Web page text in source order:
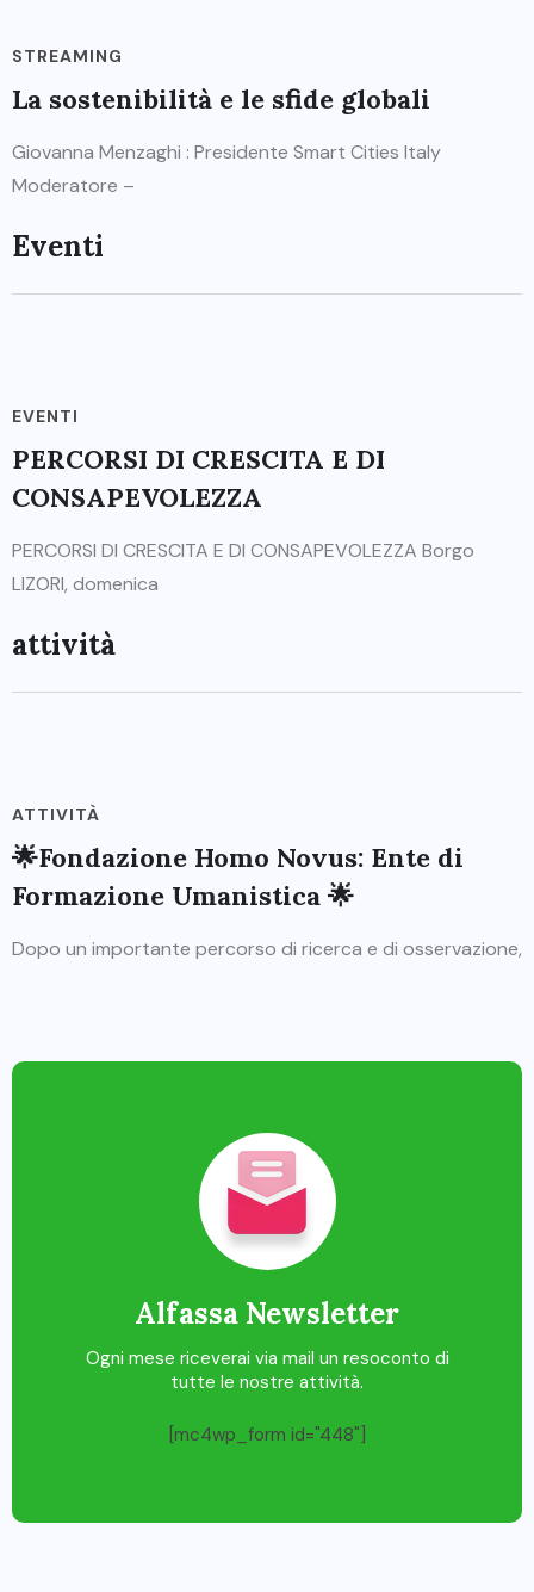
STREAMING
La sostenibilità e le sfide globali
Giovanna Menzaghi : Presidente Smart Cities Italy
Moderatore –
Eventi
EVENTI
PERCORSI DI CRESCITA E DI
CONSAPEVOLEZZA
PERCORSI DI CRESCITA E DI CONSAPEVOLEZZA Borgo
LIZORI, domenica
attività
ATTIVITÀ
🌟Fondazione Homo Novus: Ente di
Formazione Umanistica 🌟
Dopo un importante percorso di ricerca e di osservazione,
Alfassa Newsletter
Ogni mese riceverai via mail un resoconto di
tutte le nostre attività.
[mc4wp_form id="448"]